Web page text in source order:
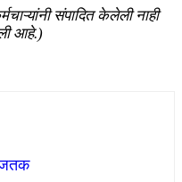
संपादित केलेली नाही
आहे.)